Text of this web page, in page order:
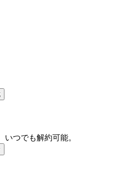
いつでも解約可能。